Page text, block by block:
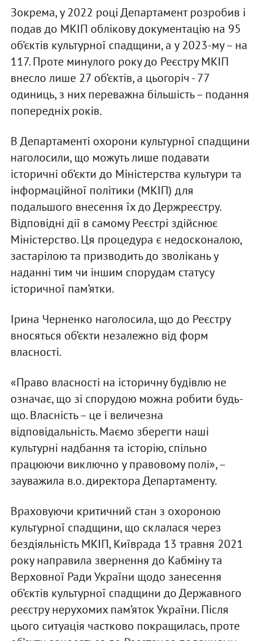
Зокрема, у 2022 році Департамент розробив і
подав до МКІП облікову документацію на 95
об’єктів культурної спадщини, а у 2023-му – на
117. Проте минулого року до Реєстру МКІП
внесло лише 27 об’єктів, а цьогоріч - 77
одиниць, з них переважна більшість – подання
попередніх років.
В Департаменті охорони культурної спадщини
наголосили, що можуть лише подавати
історичні об’єкти до Міністерства культури та
інформаційної політики (МКІП) для
подальшого внесення їх до Держреєстру.
Відповідні дії в самому Реєстрі здійснює
Міністерство. Ця процедура є недосконалою,
застарілою та призводить до зволікань у
наданні тим чи іншим спорудам статусу
історичної пам’ятки.
Ірина Черненко наголосила, що до Реєстру
вносяться об’єкти незалежно від форм
власності.
«Право власності на історичну будівлю не
означає, що зі спорудою можна робити будь-
що. Власність – це і величезна
відповідальність. Маємо зберегти наші
культурні надбання та історію, спільно
працюючи виключно у правовому полі», –
зауважила в.о. директора Департаменту.
Враховуючи критичний стан з охороною
культурної спадщини, що склалася через
бездіяльність МКІП, Київрада 13 травня 2021
року направила звернення до Кабміну та
Верховної Ради України щодо занесення
об’єктів культурної спадщини до Державного
реєстру нерухомих пам’яток України. Після
цього ситуація частково покращилась, проте